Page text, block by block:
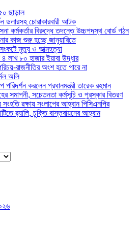
ছাড়াল
ডলারসহ চোরাকারবারী আটক
কর্মকর্তার বিরুদ্ধে তদন্তে উচ্চপদস্থ বোর্ড গঠন
কাজ শুরু হচ্ছে জানুয়ারিতে
সংকটে মৃত্যু ও আত্মহত্যা
লাখ ৮০ হাজার ইয়াবা উদ্ধার
রাজনীতির অংশ হতে পারে না
অলি
পরিদর্শন করলেন প্রধানমন্ত্রী তারেক রহমান
সমাপনী, সচেতনতা কর্মসূচি ও পুরস্কার বিতরণ
সংহতি রক্ষায় সংলাপের আহ্বান পিসিএনপির
র‌্যালি, চুক্তি বাস্তবায়নের আহ্বান